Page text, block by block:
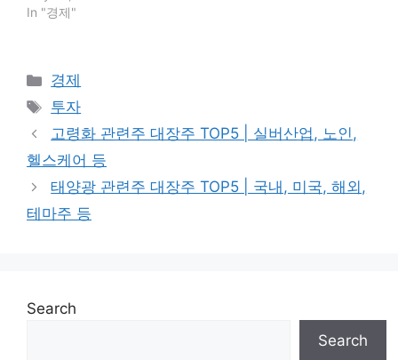
In "경제"
Categories
경제
Tags
투자
고령화 관련주 대장주 TOP5 | 실버산업, 노인,
헬스케어 등
태양광 관련주 대장주 TOP5 | 국내, 미국, 해외,
테마주 등
Search
Search